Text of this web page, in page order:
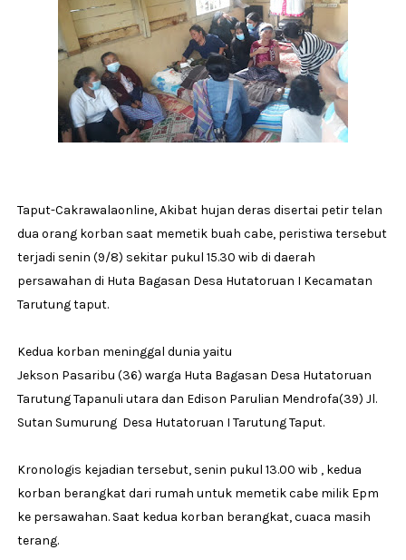
Taput-Cakrawalaonline, Akibat hujan deras disertai petir telan
dua orang korban saat memetik buah cabe, peristiwa tersebut
terjadi senin (9/8) sekitar pukul 15.30 wib di daerah
persawahan di Huta Bagasan Desa Hutatoruan I Kecamatan
Tarutung taput.
Kedua korban meninggal dunia yaitu
Jekson Pasaribu (36) warga Huta Bagasan Desa Hutatoruan
Tarutung Tapanuli utara dan Edison Parulian Mendrofa(39) Jl.
Sutan Sumurung Desa Hutatoruan I Tarutung Taput.
Kronologis kejadian tersebut, senin pukul 13.00 wib , kedua
korban berangkat dari rumah untuk memetik cabe milik Epm
ke persawahan. Saat kedua korban berangkat, cuaca masih
terang.